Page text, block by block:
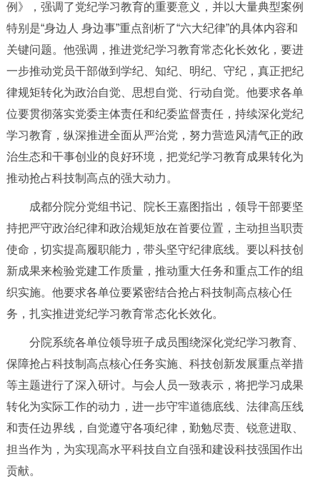
例》，强调了党纪学习教育的重要意义，并以大量典型案例
特别是“身边人 身边事”重点剖析了“六大纪律”的具体内容和
关键问题。他强调，推进党纪学习教育常态化长效化，要进
一步推动党员干部做到学纪、知纪、明纪、守纪，真正把纪
律规矩转化为政治自觉、思想自觉、行动自觉。他要求各单
位要贯彻落实党委主体责任和纪委监督责任，持续深化党纪
学习教育，纵深推进全面从严治党，努力营造风清气正的政
治生态和干事创业的良好环境，把党纪学习教育成果转化为
推动抢占科技制高点的强大动力。
成都分院分党组书记、院长王嘉图指出，领导干部要坚
持把严守政治纪律和政治规矩放在首要位置，主动担当职责
使命，切实提高履职能力，带头坚守纪律底线。要以科技创
新成果来检验党建工作质量，推动重大任务和重点工作的组
织实施。他要求各单位要紧密结合抢占科技制高点核心任
务，扎实推进党纪学习教育常态化长效化。
分院系统各单位领导班子成员围绕深化党纪学习教育、
保障抢占科技制高点核心任务实施、科技创新发展重点举措
等主题进行了深入研讨。 与会人员一致表示，将把学习成果
转化为实际工作的动力，进一步守牢道德底线、法律高压线
和责任边界线，自觉遵守各项纪律，勤勉尽责、锐意进取、
担当作为，为实现高水平科技自立自强和建设科技强国作出
贡献。